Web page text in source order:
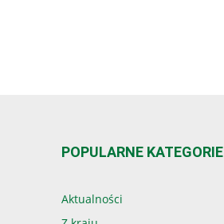
POPULARNE KATEGORIE
Aktualności